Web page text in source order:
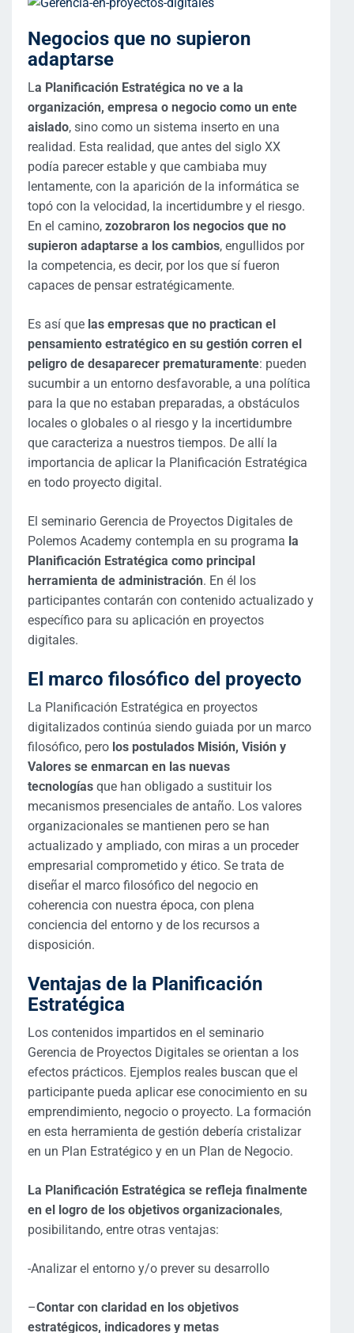
Negocios que no supieron
adaptarse
La Planificación Estratégica no ve a la
organización, empresa o negocio como un ente
aislado, sino como un sistema inserto en una
realidad. Esta realidad, que antes del siglo XX
podía parecer estable y que cambiaba muy
lentamente, con la aparición de la informática se
topó con la velocidad, la incertidumbre y el riesgo.
En el camino, zozobraron los negocios que no
supieron adaptarse a los cambios, engullidos por
la competencia, es decir, por los que sí fueron
capaces de pensar estratégicamente.
Es así que las empresas que no practican el
pensamiento estratégico en su gestión corren el
peligro de desaparecer prematuramente: pueden
sucumbir a un entorno desfavorable, a una política
para la que no estaban preparadas, a obstáculos
locales o globales o al riesgo y la incertidumbre
que caracteriza a nuestros tiempos. De allí la
importancia de aplicar la Planificación Estratégica
en todo proyecto digital.
El seminario Gerencia de Proyectos Digitales de
Polemos Academy contempla en su programa la
Planificación Estratégica como principal
herramienta de administración. En él los
participantes contarán con contenido actualizado y
específico para su aplicación en proyectos
digitales.
El marco filosófico del proyecto
La Planificación Estratégica en proyectos
digitalizados continúa siendo guiada por un marco
filosófico, pero los postulados Misión, Visión y
Valores se enmarcan en las nuevas
tecnologías que han obligado a sustituir los
mecanismos presenciales de antaño. Los valores
organizacionales se mantienen pero se han
actualizado y ampliado, con miras a un proceder
empresarial comprometido y ético. Se trata de
diseñar el marco filosófico del negocio en
coherencia con nuestra época, con plena
conciencia del entorno y de los recursos a
disposición.
Ventajas de la Planificación
Estratégica
Los contenidos impartidos en el seminario
Gerencia de Proyectos Digitales se orientan a los
efectos prácticos. Ejemplos reales buscan que el
participante pueda aplicar ese conocimiento en su
emprendimiento, negocio o proyecto. La formación
en esta herramienta de gestión debería cristalizar
en un Plan Estratégico y en un Plan de Negocio.
La Planificación Estratégica se refleja finalmente
en el logro de los objetivos organizacionales,
posibilitando, entre otras ventajas:
-Analizar el entorno y/o prever su desarrollo
–Contar con claridad en los objetivos
estratégicos, indicadores y metas